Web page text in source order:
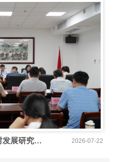
院党委书记秦保强深入农村发展研究所召开重大课题调研座谈会 2026-07-22